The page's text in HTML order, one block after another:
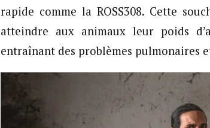
rapide comme la ROSS308. Cette
atteindre aux animaux leur poids
entraînant des problèmes pulmonaires